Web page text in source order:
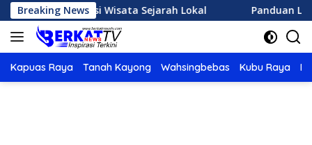
Langsung
ke
konten
Breaking News
Destinasi Wisata Sejarah Lokal Panduan Lengkap
Kapuas Raya Tanah Kayong Wahsingbebas Kubu Raya